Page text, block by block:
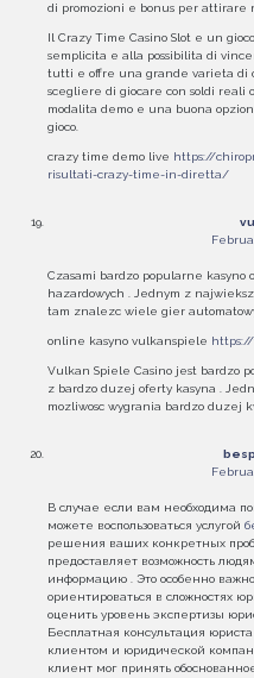
di promozioni e bonus per
Il Crazy Time Casino Slot e un
semplicita e alla possibilita di
tutti e offre una grande varieta di
scegliere di giocare con soldi reali
modalita demo e una buona
gioco.
crazy time demo live https://
risultati-crazy-time-in-diretta/
Czasami bardzo popularne
hazardowych . Jednym z
tam znalezc wiele gier
online kasyno vulkanspiele
Vulkan Spiele Casino jest bardzo
z bardzo duzej oferty kasyna .
mozliwosc wygrania bardzo duzej
В случае если вам необходима
можете воспользоваться услугой
решения ваших конкретных
предоставляет возможность
информацию . Это особенно
ориентироваться в сложностях
оценить уровень экспертизы
Бесплатная консультация
клиентом и юридической
клиент мог принять